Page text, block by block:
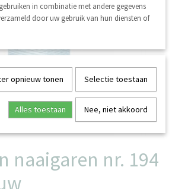
naaigaren nr. 194
in combinatie met andere gegevens
door uw gebruik van hun diensten of
opnieuw tonen Selectie toestaan
Alles toestaan Nee, niet akkoord